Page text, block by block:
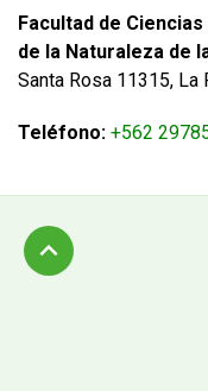
FUNCIONARIAS/
Facultad de
de la Naturaleza de
Santa Rosa 11315, La
Teléfono: +562